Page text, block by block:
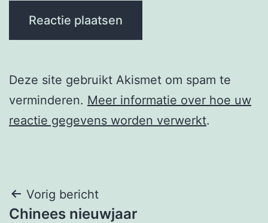
Deze site gebruikt Akismet om spam te
verminderen. Meer informatie over hoe uw
reactie gegevens worden verwerkt.
Berichtnavigatie
Vorig bericht
Chinees nieuwjaar